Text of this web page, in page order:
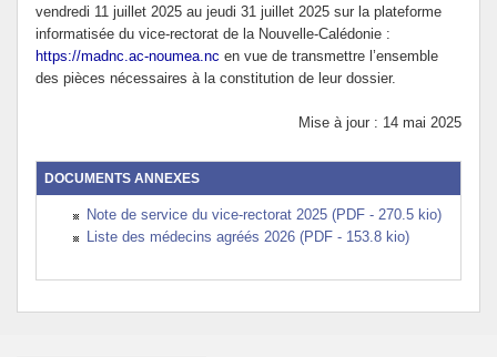
vendredi 11 juillet 2025 au jeudi 31 juillet 2025 sur la plateforme
informatisée du vice-rectorat de la Nouvelle-Calédonie :
https://madnc.ac-noumea.nc en vue de transmettre l’ensemble
des pièces nécessaires à la constitution de leur dossier.
Mise à jour : 14 mai 2025
DOCUMENTS ANNEXES
Note de service du vice-rectorat 2025 (PDF - 270.5 kio)
Liste des médecins agréés 2026 (PDF - 153.8 kio)